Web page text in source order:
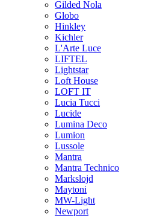
Gilded Nola
Globo
Hinkley
Kichler
L'Arte Luce
LIFTEL
Lightstar
Loft House
LOFT IT
Lucia Tucci
Lucide
Lumina Deco
Lumion
Lussole
Mantra
Mantra Technico
Markslojd
Maytoni
MW-Light
Newport